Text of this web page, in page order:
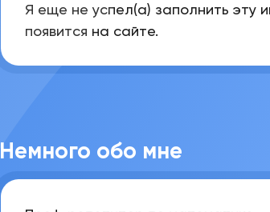
Я еще не успел(а) заполнить эту
появится на сайте.
Немного обо мне